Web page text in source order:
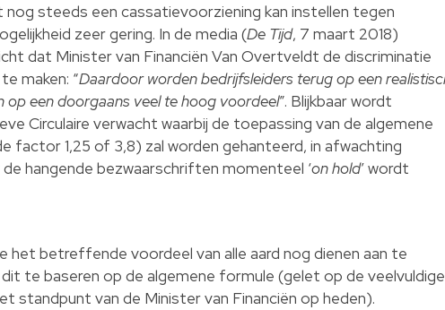
nog steeds een cassatievoorziening kan instellen tegen
zeer gering. In de media (De Tijd, 7 maart 2018)
dat Minister van Financiën Van Overtveldt de discriminatie
maken: “Daardoor worden bedrijfsleiders terug op een
op een doorgaans veel te hoog voordeel”. Blijkbaar wordt
Circulaire verwacht waarbij de toepassing van de algemene
factor 1,25 of 3,8) zal worden gehanteerd, in afwachting
hangende bezwaarschriften momenteel ‘on hold’ wordt
het betreffende voordeel van alle aard nog dienen aan te
te baseren op de algemene formule (gelet op de veelvuldige
standpunt van de Minister van Financiën op heden).